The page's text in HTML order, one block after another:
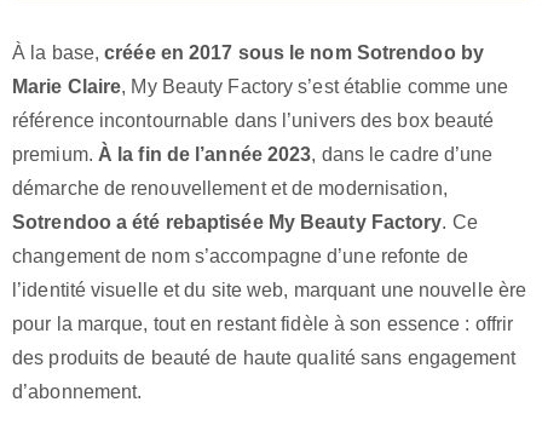
À la base,créée en 2017 sous le nom Sotrendoo by
Marie Claire, My Beauty Factory s’est établie comme une
référence incontournable dans l’univers des box beauté
premium. À la fin de l’année 2023, dans le cadre d’une
démarche de renouvellement et de modernisation,
Sotrendoo a été rebaptisée My Beauty Factory. Ce
changement de nom s’accompagne d’une refonte de
l’identité visuelle et du site web, marquant une nouvelle ère
pour la marque, tout en restant fidèle à son essence : offrir
des produits de beauté de haute qualité sans engagement
d’abonnement.